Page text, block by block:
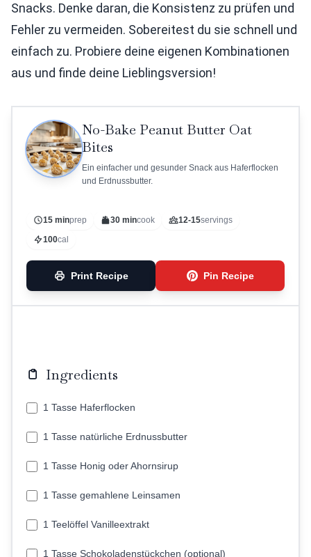
Snacks. Denke daran, die Konsistenz zu prüfen und
Fehler zu vermeiden. Sobereitest du sie schnell und
einfach zu. Probiere deine eigenen Kombinationen
aus und finde deine Lieblingsversion!
No-Bake Peanut Butter Oat
Bites
Ein einfacher und gesunder Snack aus Haferflocken
und Erdnussbutter.
15 minprep 30 mincook 12-15servings
100cal
Print Recipe Pin Recipe
Ingredients
1 Tasse Haferflocken
1 Tasse natürliche Erdnussbutter
1 Tasse Honig oder Ahornsirup
1 Tasse gemahlene Leinsamen
1 Teelöffel Vanilleextrakt
1 Tasse Schokoladenstückchen (optional)